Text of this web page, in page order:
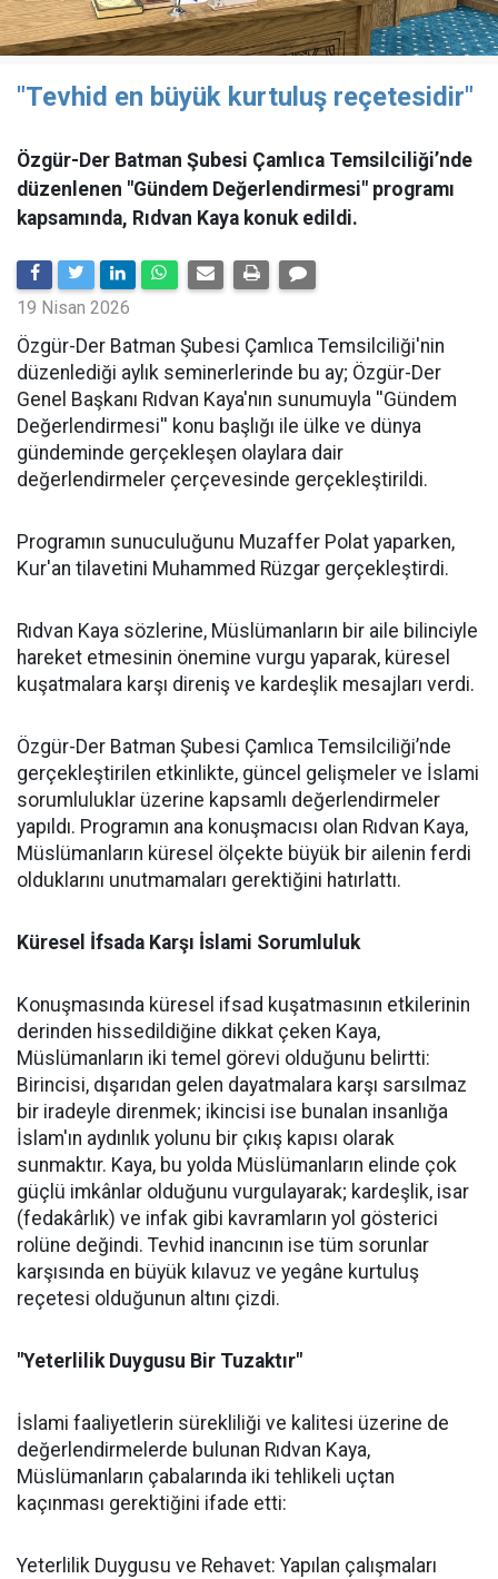
"Tevhid en büyük kurtuluş reçetesidir"
Özgür-Der Batman Şubesi Çamlıca Temsilciliği’nde
düzenlenen "Gündem Değerlendirmesi" programı
kapsamında, Rıdvan Kaya konuk edildi.
19 Nisan 2026
​Özgür-Der Batman Şubesi Çamlıca Temsilciliği'nin
düzenlediği aylık seminerlerinde bu ay; Özgür-Der
Genel Başkanı Rıdvan Kaya'nın sunumuyla ''Gündem
Değerlendirmesi'' konu başlığı ile ülke ve dünya
gündeminde gerçekleşen olaylara dair
değerlendirmeler çerçevesinde gerçekleştirildi.
Programın sunuculuğunu Muzaffer Polat yaparken,
Kur'an tilavetini Muhammed Rüzgar gerçekleştirdi.
Rıdvan Kaya sözlerine, Müslümanların bir aile bilinciyle
hareket etmesinin önemine vurgu yaparak, küresel
kuşatmalara karşı direniş ve kardeşlik mesajları verdi.
Özgür-Der Batman Şubesi Çamlıca Temsilciliği’nde
gerçekleştirilen etkinlikte, güncel gelişmeler ve İslami
sorumluluklar üzerine kapsamlı değerlendirmeler
yapıldı. Programın ana konuşmacısı olan Rıdvan Kaya,
Müslümanların küresel ölçekte büyük bir ailenin ferdi
olduklarını unutmamaları gerektiğini hatırlattı.
Küresel İfsada Karşı İslami Sorumluluk
Konuşmasında küresel ifsad kuşatmasının etkilerinin
derinden hissedildiğine dikkat çeken Kaya,
Müslümanların iki temel görevi olduğunu belirtti:
Birincisi, dışarıdan gelen dayatmalara karşı sarsılmaz
bir iradeyle direnmek; ikincisi ise bunalan insanlığa
İslam'ın aydınlık yolunu bir çıkış kapısı olarak
sunmaktır. Kaya, bu yolda Müslümanların elinde çok
güçlü imkânlar olduğunu vurgulayarak; kardeşlik, isar
(fedakârlık) ve infak gibi kavramların yol gösterici
rolüne değindi. Tevhid inancının ise tüm sorunlar
karşısında en büyük kılavuz ve yegâne kurtuluş
reçetesi olduğunun altını çizdi.
"Yeterlilik Duygusu Bir Tuzaktır"
İslami faaliyetlerin sürekliliği ve kalitesi üzerine de
değerlendirmelerde bulunan Rıdvan Kaya,
Müslümanların çabalarında iki tehlikeli uçtan
kaçınması gerektiğini ifade etti:
Yeterlilik Duygusu ve Rehavet: Yapılan çalışmaları